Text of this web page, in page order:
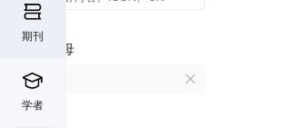
期刊
学者
首字母
E